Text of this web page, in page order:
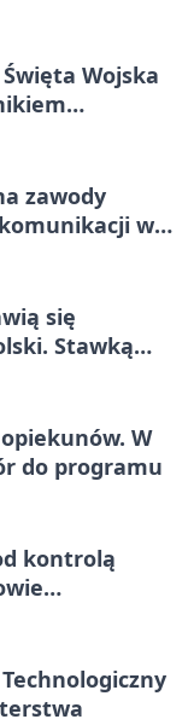
Wojska
zawody
w
się
Stawką
W
do programu
kontrolą